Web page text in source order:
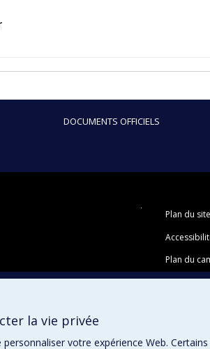
DOCUMENTS OFFICIELS
Plan du site
Plan du
la vie privée
personnaliser votre expérience Web.